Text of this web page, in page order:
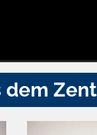
dem